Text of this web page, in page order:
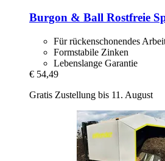
Burgon & Ball Rostfreie
Für rückenschonendes
Formstabile Zinken
Lebenslange Garantie
€ 54,49
Gratis Zustellung bis 11. August